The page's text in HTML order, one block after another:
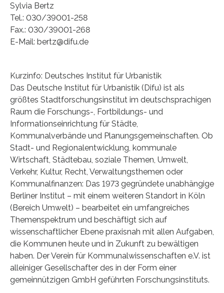
Sylvia Bertz
Tel.: 030/39001-258
Fax.: 030/39001-268
E-Mail: bertz@difu.de
Kurzinfo: Deutsches Institut für Urbanistik
Das Deutsche Institut für Urbanistik (Difu) ist als
größtes Stadtforschungsinstitut im deutschsprachigen
Raum die Forschungs-, Fortbildungs- und
Informationseinrichtung für Städte,
Kommunalverbände und Planungsgemeinschaften. Ob
Stadt- und Regionalentwicklung, kommunale
Wirtschaft, Städtebau, soziale Themen, Umwelt,
Verkehr, Kultur, Recht, Verwaltungsthemen oder
Kommunalfinanzen: Das 1973 gegründete unabhängige
Berliner Institut – mit einem weiteren Standort in Köln
(Bereich Umwelt) – bearbeitet ein umfangreiches
Themenspektrum und beschäftigt sich auf
wissenschaftlicher Ebene praxisnah mit allen Aufgaben,
die Kommunen heute und in Zukunft zu bewältigen
haben. Der Verein für Kommunalwissenschaften e.V. ist
alleiniger Gesellschafter des in der Form einer
gemeinnützigen GmbH geführten Forschungsinstituts.